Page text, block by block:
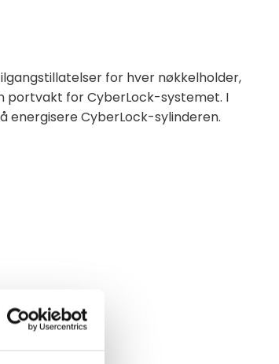
for hver nøkkelholder,
portvakt for CyberLock-systemet. I
energisere CyberLock-sylinderen.